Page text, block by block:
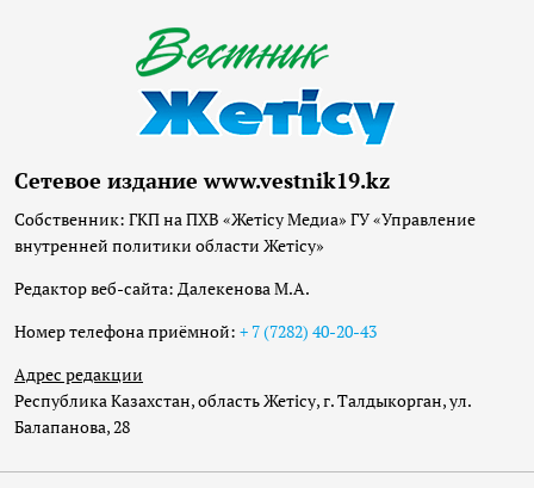
Сетевое издание www.vestnik19.kz
Собственник: ГКП на ПХВ «Жетісу Медиа» ГУ «Управление
внутренней политики области Жетісу»
Редактор веб-сайта: Далекенова М.А.
Номер телефона приёмной: + 7 (7282) 40-20-43
Адрес редакции
Республика Казахстан, область Жетісу, г. Талдыкорган, ул.
Балапанова, 28